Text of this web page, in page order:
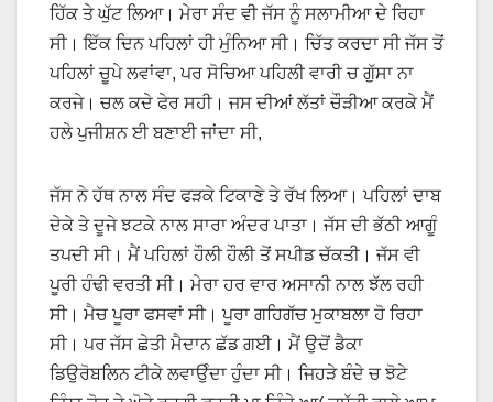
ਹਿੱਕ ਤੇ ਘੁੱਟ ਲਿਆ। ਮੇਰਾ ਸੰਦ ਵੀ ਜੱਸ ਨੂੰ ਸਲਾਮੀਆ ਦੇ ਰਿਹਾ
ਸੀ। ਇੱਕ ਦਿਨ ਪਹਿਲਾਂ ਹੀ ਮੁੰਨਿਆ ਸੀ। ਚਿੱਤ ਕਰਦਾ ਸੀ ਜੱਸ ਤੋਂ
ਪਹਿਲਾਂ ਚੂਪੇ ਲਵਾਂਵਾ, ਪਰ ਸੋਚਿਆ ਪਹਿਲੀ ਵਾਰੀ ਚ ਗੁੱਸਾ ਨਾ
ਕਰਜੇ। ਚਲ ਕਦੇ ਫੇਰ ਸਹੀ। ਜਸ ਦੀਆਂ ਲੱਤਾਂ ਚੌੜੀਆ ਕਰਕੇ ਮੈਂ
ਹਲੇ ਪੁਜੀਸ਼ਨ ਈ ਬਣਾਈ ਜਾਂਦਾ ਸੀ,
ਜੱਸ ਨੇ ਹੱਥ ਨਾਲ ਸੰਦ ਫੜਕੇ ਟਿਕਾਣੇ ਤੇ ਰੱਖ ਲਿਆ। ਪਹਿਲਾਂ ਦਾਬ
ਦੇਕੇ ਤੇ ਦੂਜੇ ਝਟਕੇ ਨਾਲ ਸਾਰਾ ਅੰਦਰ ਪਾਤਾ। ਜੱਸ ਦੀ ਭੱਠੀ ਆਗੂੰ
ਤਪਦੀ ਸੀ। ਮੈਂ ਪਹਿਲਾਂ ਹੌਲੀ ਹੌਲੀ ਤੋਂ ਸਪੀਡ ਚੱਕਤੀ। ਜੱਸ ਵੀ
ਪੂਰੀ ਹੰਢੀ ਵਰਤੀ ਸੀ। ਮੇਰਾ ਹਰ ਵਾਰ ਅਸਾਨੀ ਨਾਲ ਝੱਲ ਰਹੀ
ਸੀ। ਮੈਚ ਪੂਰਾ ਫਸਵਾਂ ਸੀ। ਪੂਰਾ ਗਹਿਗੱਚ ਮੁਕਾਬਲਾ ਹੋ ਰਿਹਾ
ਸੀ। ਪਰ ਜੱਸ ਛੇਤੀ ਮੈਦਾਨ ਛੱਡ ਗਈ। ਮੈਂ ਉਦੋਂ ਡੈਕਾ
ਡਿਉਰੋਬਲਿਨ ਟੀਕੇ ਲਵਾਉੰਦਾ ਹੁੰਦਾ ਸੀ। ਜਿਹੜੇ ਬੰਦੇ ਚ ਝੋਟੇ